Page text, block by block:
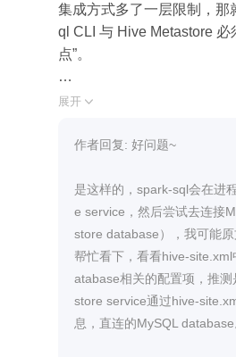
集成方式多了一层限制，那
ql CLI 与 Hive Metastore
点”。
我实验好像没有发现存在这
我在本地配置
<configuration>
<property>
<value>thrift://
</property>
</configuration>
展开 
作者回复: 好问题~
是这样的，spark-sql会在进
e service，然后尝试去连接
store database），我可能
帮忙看下，看看hive-
atabase相关的配置项，推
store service通过hive-
息，直连的MySQL database